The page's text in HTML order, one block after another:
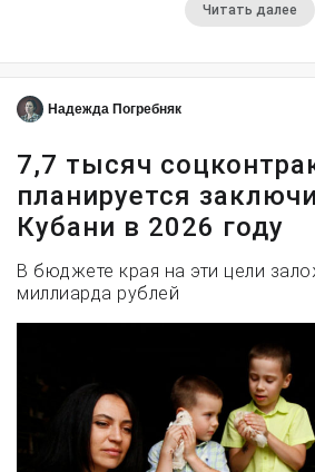
Читать далее
Надежда Погребняк
7,7 тысяч
планируется
Кубани в 2026 году
В бюджете края на эти цели
миллиарда рублей